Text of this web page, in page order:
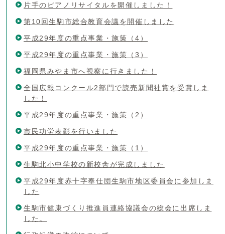
片手のピアノリサイタルを開催しました！
第10回生駒市総合教育会議を開催しました
平成29年度の重点事業・施策（4）
平成29年度の重点事業・施策（3）
福岡県みやま市へ視察に行きました！
全国広報コンクール2部門で読売新聞社賞を受賞しま
した！
平成29年度の重点事業・施策（2）
市民功労表彰を行いました
平成29年度の重点事業・施策（1）
生駒北小中学校の新校舎が完成しました
平成29年度赤十字奉仕団生駒市地区委員会に参加しま
した
生駒市健康づくり推進員連絡協議会の総会に出席しま
した。